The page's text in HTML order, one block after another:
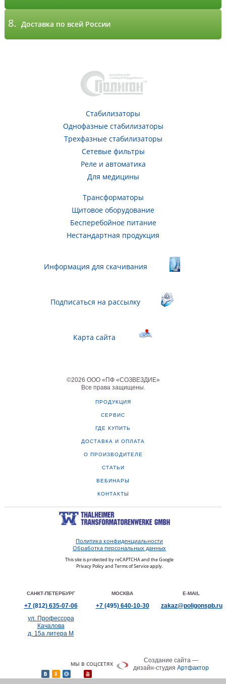
8. Доставка по всей России
Стабилизаторы
Однофазные стабилизаторы
Трехфазные стабилизаторы
Сетевые фильтры
Реле и автоматика
Для медицины
Трансформаторы
Щитовое оборудование
Бесперебойное питание
Нестандартная продукция
Информация для скачивания
Подписаться на рассылку
Карта сайта
©2026 ООО «ПФ «СОЗВЕЗДИЕ»
Все права защищены
ПРОДУКЦИЯ
СЕРВИС
ГДЕ КУПИТЬ
ДОСТАВКА И ОПЛАТА
О ПРОИЗВОДИТЕЛЕ
СТАТЬИ
ВЕБИНАРЫ
КОНТАКТЫ
Политика конфиденциальности
Обработка персональных данных
This site is protected by reCAPTCHA and the Google
Privacy Policyand Terms of Serviceapply.
САНКТ-ПЕТЕРБУРГ
+7 (812)635-07-06
ул. Профессора
Качалова
д. 15а литера М
МОСКВА
+7 (495)640-10-30
E-MAIL
zakaz@poligonspb.ru
МЫ В СОЦСЕТЯХ
Создание сайта —
дизайн-студия Артфактор